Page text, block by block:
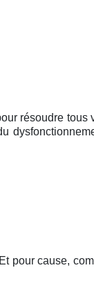
résoudre tous
pour cause,